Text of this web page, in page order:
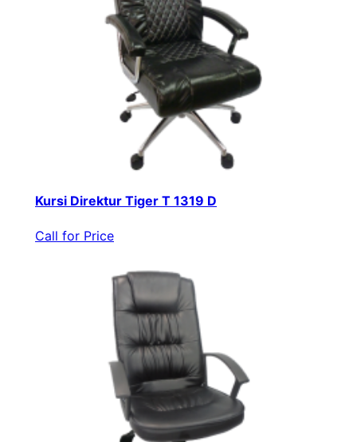
Kursi Direktur Tiger T 1319 D
Call for Price